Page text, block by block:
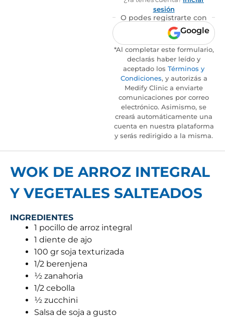
sesión
O podes registrarte con
Google
*Al completar este formulario,
declarás haber leído y
aceptado los Términos y
Condiciones, y autorizás a
Medify Clinic a enviarte
comunicaciones por correo
electrónico. Asimismo, se
creará automáticamente una
cuenta en nuestra plataforma
y serás redirigido a la misma.
WOK DE ARROZ INTEGRAL
Y VEGETALES SALTEADOS
INGREDIENTES
1 pocillo de arroz integral
1 diente de ajo
100 gr soja texturizada
1/2 berenjena
½ zanahoria
1/2 cebolla
½ zucchini
Salsa de soja a gusto